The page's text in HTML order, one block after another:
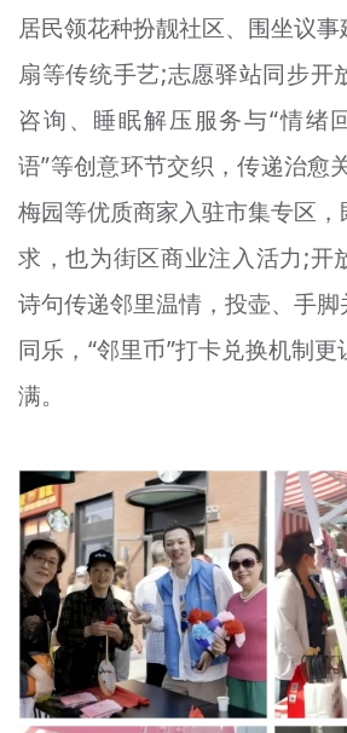
居民领花种扮靓社区、围坐议
扇等传统手艺;志愿驿站同步开
咨询、睡眠解压服务与“情绪
语”等创意环节交织，传递治愈
梅园等优质商家入驻市集专区
求，也为街区商业注入活力;开
诗句传递邻里温情，投壶、手
同乐，“邻里币”打卡兑换机制
满。